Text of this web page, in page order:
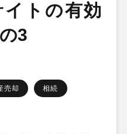
トの有効
3
売却 相続